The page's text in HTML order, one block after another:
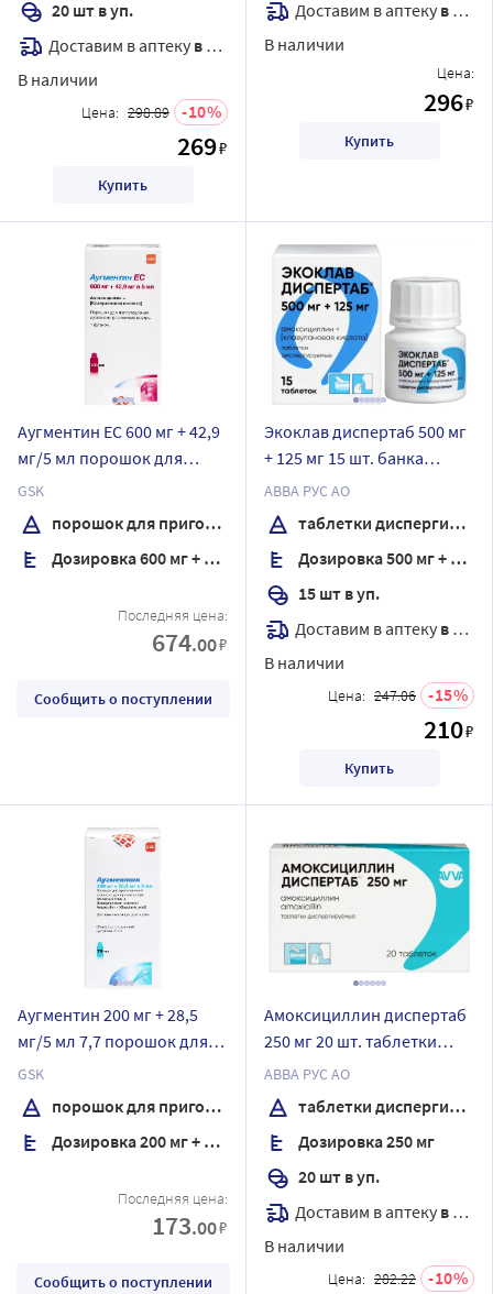
20 шт в уп.
Доставим в аптеку в течение 7 дней
В наличии
Цена: 298.89 10
269₽
Купить
Доставим в аптеку в течение 7 дней
В наличии
Цена:
296₽
Купить
Аугментин ЕС 600 мг + 42,9
мг/5 мл порошок для
приготовления суспензии
для приема внутрь 100 мл
GSK
порошок для приготовления суспензии для приема внутрь
Дозировка 600 мг + 42,9 мг/5 мл
Последняя цена:
674.00₽
Сообщить о поступлении
Экоклав диспертаб 500 мг
+ 125 мг 15 шт. банка
таблетки диспергируемые
АВВА РУС АО
таблетки диспергируемые
Дозировка 500 мг + 125 мг
15 шт в уп.
Доставим в аптеку в течение 7 дней
В наличии
Цена: 247.06 15
210₽
Купить
Аугментин 200 мг + 28,5
мг/5 мл 7,7 порошок для
приготовления суспензии
для приема внутрь
GSK
порошок для приготовления суспензии для приема внутрь
Дозировка 200 мг + 28,5 мг/5мл
Последняя цена:
173.00₽
Сообщить о поступлении
Амоксициллин диспертаб
250 мг 20 шт. таблетки
диспергируемые
АВВА РУС АО
таблетки диспергируемые
Дозировка 250 мг
20 шт в уп.
Доставим в аптеку в течение 7 дней
В наличии
Цена: 282.22 10